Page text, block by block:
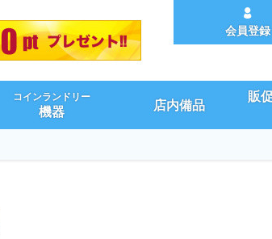
会員登録
コインランドリー
機器 店内備品
販